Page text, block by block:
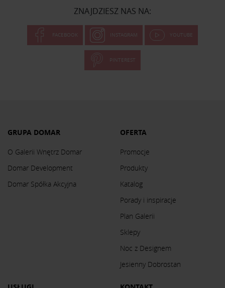
ZNAJDZIESZ NAS NA:
FACEBOOK INSTAGRAM YOUTUBE
PINTEREST
GRUPA DOMAR
O Galerii Wnętrz Domar
Domar Development
Domar Spółka Akcyjna
OFERTA
Promocje
Produkty
Katalog
Porady i inspiracje
Plan Galerii
Sklepy
Noc z Designem
Jesienny Dobrostan